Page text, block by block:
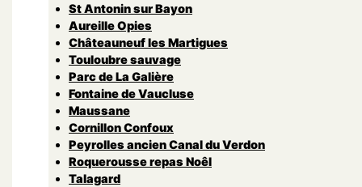
St Antonin sur Bayon
Aureille Opies
Châteauneuf les Martigues
Touloubre sauvage
Parc de La Galière
Fontaine de Vaucluse
Maussane
Cornillon Confoux
Peyrolles ancien Canal du Verdon
Roquerousse repas Noêl
Talagard